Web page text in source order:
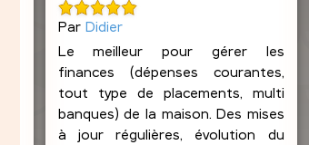
Par Didier
Le meilleur pour gérer les
finances (dépenses courantes,
tout type de placements, multi
banques) de la maison. Des mises
à jour régulières, évolution du